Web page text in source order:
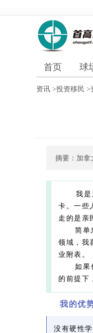
首页 球
资讯 >投资移民 >
摘要：加拿
我是加
卡。一些
走的是亲
简单来
领域，我
业附表。
如果你
的前提下
我的优
没有硬性